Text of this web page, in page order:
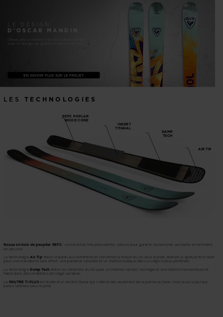
LE DESIGN
D'OSCAR MANDIN
avec un design de graffiti en édition limitée !
EN SAVOIR PLUS SUR LE PROJET
LESTECHNOLOGIES
Noyau en bois de peuplier PEFC
: construction très polyvalente, conçue pour garantir dynamisme, accroche et sentiment
de sécurité.
La technologie Air Tip réduit le poids aux extrémités et concentre la masse du ski sous le pied, libérant la spatule et le talon
pour une maniabilité sans effort, une portance naturelle et un maîtrise ludique dans la neige la plus profonde.
La technologie Damp Tech réduit les vibrations du ski pour un meilleur contact ski/neige et une maîtrise harmonieuse et
fiable dans des conditions de neige variables.
La POUTRE TI PLUS est dotée d'un renfort titanal qui s'étend non seulement de la pointe au talon, mais aussi jusqu'aux
parois latérales sous le pied.
PEFC POPLAR
WOOD CORE
INSERT
TITANAL
DAMP
TECH
AIR TIP